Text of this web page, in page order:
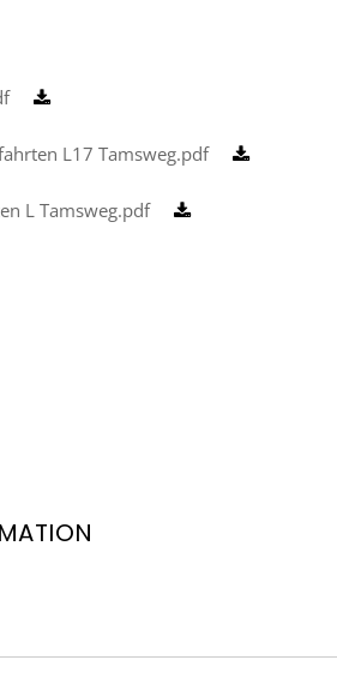
L17 Tamsweg.pdf
L Tamsweg.pdf